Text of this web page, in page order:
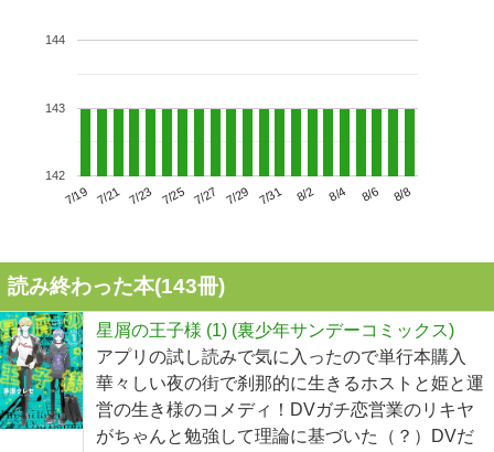
7/19 7/21 7/23 7/25 7/27 7/29 7/31 8/2 8/4 8/6 8/8
142
143
144
読み終わった本(143冊)
星屑の王子様 (1) (裏少年サンデーコミックス)
アプリの試し読みで気に入ったので単行本購入
華々しい夜の街で刹那的に生きるホストと姫と運
営の生き様のコメディ！DVガチ恋営業のリキヤ
がちゃんと勉強して理論に基づいた（？）DVだ